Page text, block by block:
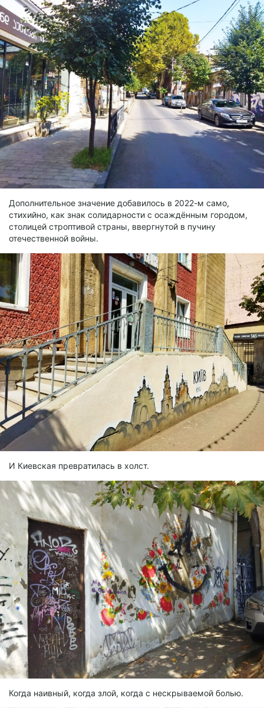
Дополнительное значение добавилось в 2022-м само,
стихийно, как знак солидарности с осаждённым городом,
столицей строптивой страны, ввергнутой в пучину
отечественной войны.
И Киевская превратилась в холст.
Когда наивный, когда злой, когда с нескрываемой болью.